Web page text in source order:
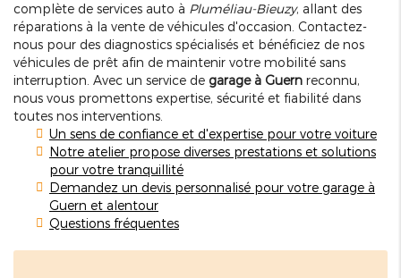
complète de services auto à Pluméliau-Bieuzy, allant des
réparations à la vente de véhicules d'occasion. Contactez-
nous pour des diagnostics spécialisés et bénéficiez de nos
véhicules de prêt afin de maintenir votre mobilité sans
interruption. Avec un service de garage à Guern reconnu,
nous vous promettons expertise, sécurité et fiabilité dans
toutes nos interventions.
Un sens de confiance et d'expertise pour votre voiture
Notre atelier propose diverses prestations et solutions
pour votre tranquillité
Demandez un devis personnalisé pour votre garage à
Guern et alentour
Questions fréquentes